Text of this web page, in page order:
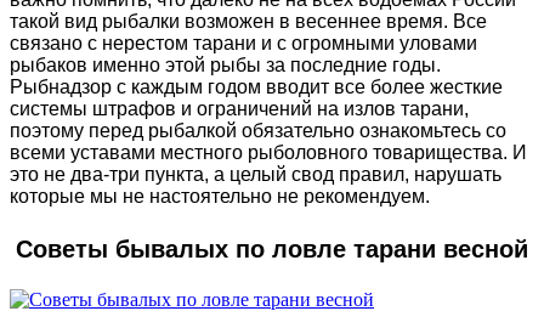
такой вид рыбалки возможен в весеннее время. Все
связано с нерестом тарани и с огромными уловами
рыбаков именно этой рыбы за последние годы.
Рыбнадзор с каждым годом вводит все более жесткие
системы штрафов и ограничений на излов тарани,
поэтому перед рыбалкой обязательно ознакомьтесь со
всеми уставами местного рыболовного товарищества. И
это не два-три пункта, а целый свод правил, нарушать
которые мы не настоятельно не рекомендуем.
Советы бывалых по ловле тарани весной